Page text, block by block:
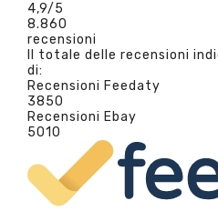
4,9/5
8.860
recensioni
Il totale delle recensioni
di:
Recensioni Feedaty
3850
Recensioni Ebay
5010